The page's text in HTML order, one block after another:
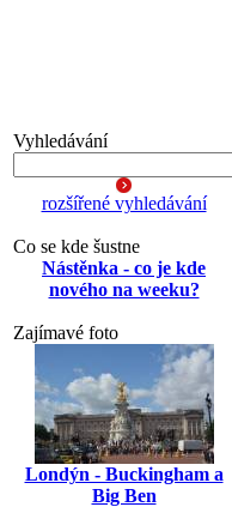
Vyhledávání
rozšířené vyhledávání
Co se kde šustne
Nástěnka - co je kde
nového na weeku?
Zajímavé foto
Londýn - Buckingham a
Big Ben